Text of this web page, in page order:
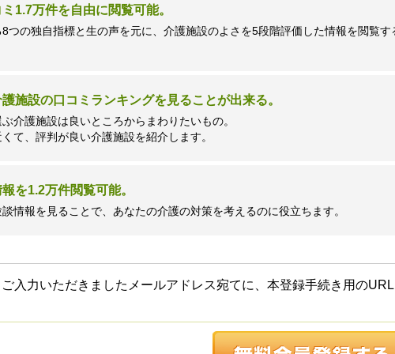
1.7万件を自由に閲覧可能。
つの独自指標と生の声を元に、介護施設のよさを5段階評価した情報を閲覧す
施設の口コミランキングを見ることが出来る。
介護施設は良いところからまわりたいもの。
て、評判が良い介護施設を紹介します。
を1.2万件閲覧可能。
情報を見ることで、あなたの介護の対策を考えるのに役立ちます。
入力いただきましたメールアドレス宛てに、本登録手続き用の